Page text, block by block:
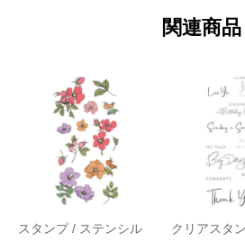
関連商品
スタンプ / ステンシル クリアスタ